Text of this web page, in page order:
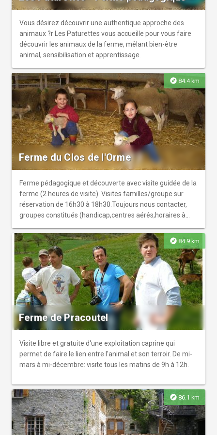
Vous désirez découvrir une authentique approche des
animaux ?r Les Paturettes vous accueille pour vous faire
découvrir les animaux de la ferme, mêlant bien-être
animal, sensibilisation et apprentissage.
explore 84.4 km
Ferme du Clos de l'Orme
Ferme pédagogique et découverte avec visite guidée de la
ferme (2 heures de visite). Visites familles/groupe sur
réservation de 16h30 à 18h30.Toujours nous contacter,
groupes constitués (handicap,centres aérés,horaires à
explore 84.9 km
Ferme de Pracoutel
Visite libre et gratuite d'une exploitation caprine qui
permet de faire le lien entre l'animal et son terroir. De mi-
mars à mi-décembre: visite tous les matins de 9h à 12h.
explore 86.1 km